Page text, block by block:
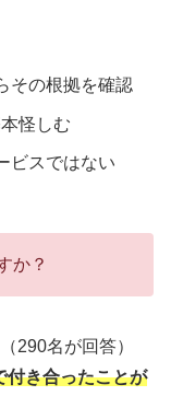
その根拠を確認
怪しむ
ビスではない
か？
290名が回答）
付き合ったことが